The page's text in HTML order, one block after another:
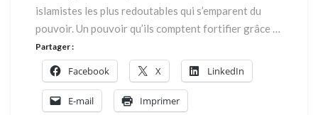
islamistes les plus redoutables qui s’emparent du
pouvoir. Un pouvoir qu’ils comptent fortifier grâce …
Partager :
Facebook X LinkedIn
E-mail Imprimer